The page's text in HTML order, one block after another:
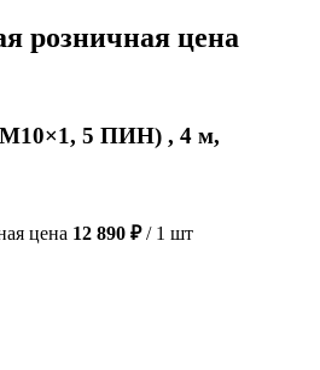
розничная цена
5 ПИН) , 4 м,
цена 12 890 ₽/ 1 шт